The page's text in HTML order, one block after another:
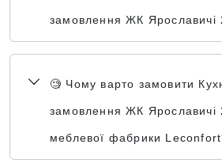
замовлення ЖК Ярославичі
🧐 Чому варто замовити
замовлення ЖК Ярославичі
меблевої фабрики